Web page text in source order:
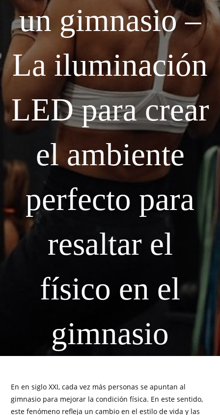
un gimnasio –
La iluminación
LED para crear
el ambiente
perfecto para
resaltar el
físico en el
gimnasio
En en siglo XXI, cada vez más personas se apuntan al
gimnasio para mejorar la condición física. En este sentido,
este fenómeno refleja un cambio en el estilo de vida y las